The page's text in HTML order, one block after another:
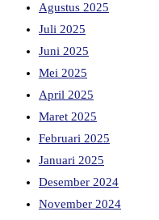
Agustus 2025
Juli 2025
Juni 2025
Mei 2025
April 2025
Maret 2025
Februari 2025
Januari 2025
Desember 2024
November 2024